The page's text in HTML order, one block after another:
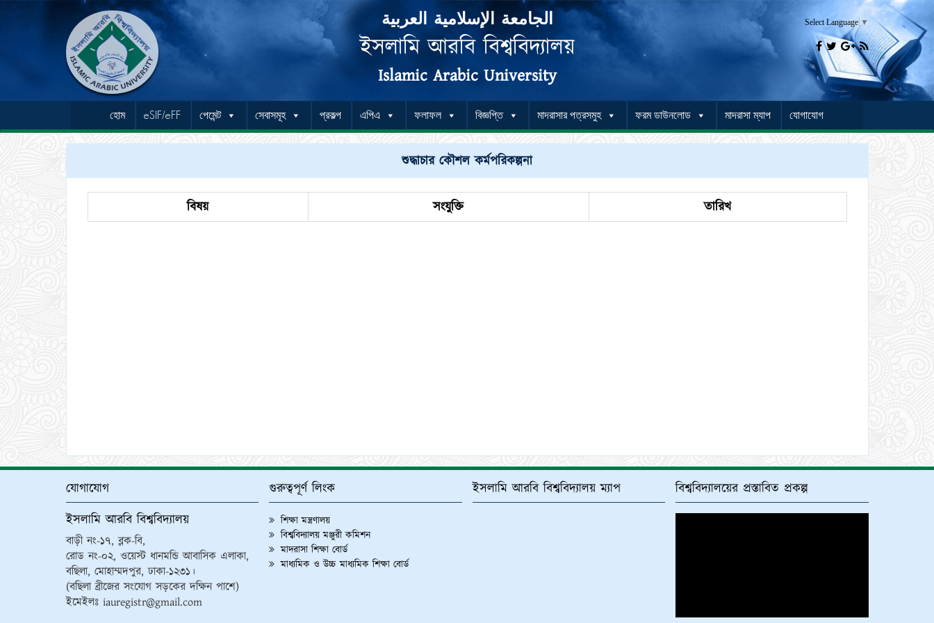
الجامعة الإسلامية العربية
ইসলামি আরবি বিশ্ববিদ্যালয়
Islamic Arabic University
Select Language ▼
   
হোম eSIF/eFF পেমেন্ট সেবাসমূহ প্রকল্প এপিএ ফলাফল বিজ্ঞপ্তি মাদরাসার পত্রসমুহ ফরম ডাউনলোড মাদরাসা ম্যাপ যোগাযোগ
শুদ্ধাচার কৌশল কর্মপরিকল্পনা
বিষয় সংযুক্তি তারিখ
যোগাযোগ
ইসলামি আরবি বিশ্ববিদ্যালয়
বাড়ী নং-১৭, ব্লক-বি,
রোড নং-০২, ওয়েস্ট ধানমন্ডি আবাসিক এলাকা,
বছিলা, মোহাম্মদপুর, ঢাকা-১২৩১।
(বছিলা ব্রীজের সংযোগ সড়কের দক্ষিন পাশে)
ইমেইলঃ iauregistr@gmail.com
গুরুত্বপূর্ণ লিংক
শিক্ষা মন্ত্রণালয়
বিশ্ববিদ্যালয় মঞ্জুরী কমিশন
মাদরাসা শিক্ষা বোর্ড
মাধ্যমিক ও উচ্চ মাধ্যমিক শিক্ষা বোর্ড
ইসলামি আরবি বিশ্ববিদ্যালয় ম্যাপ বিশ্ববিদ্যালয়ের প্রস্তাবিত প্রকল্প